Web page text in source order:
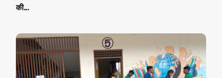
की...